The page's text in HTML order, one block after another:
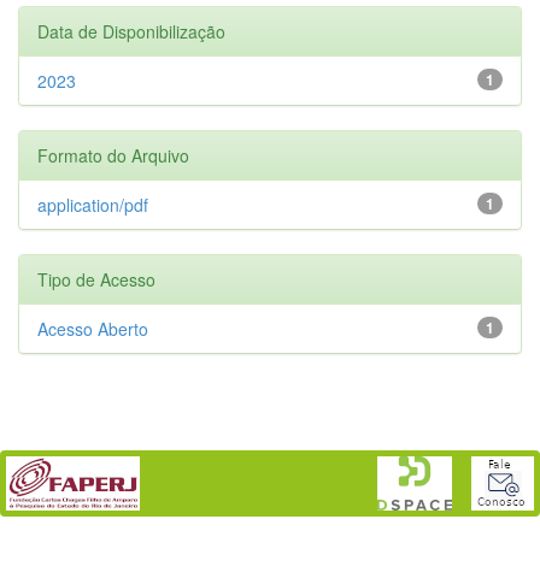
Data de Disponibilização
1
2023
Formato do Arquivo
1
application/pdf
Tipo de Acesso
1
Acesso Aberto